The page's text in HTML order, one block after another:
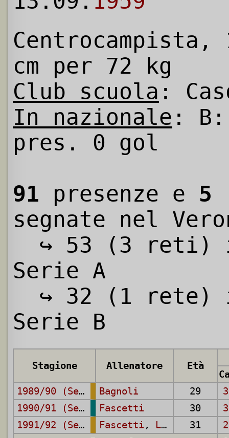
Centrocampista,
cm per 72 kg
Club scuola :
In nazionale :
pres. 0 gol
91 presenze e 5
segnate nel
↪ 53 (3 reti)
Serie A
↪ 32 (1 rete)
Serie B
Stagione Allenatore Età
1989/90 (Serie A) Bagnoli 29
1990/91 (Serie B)
Fascetti 30
1991/92 (Serie A)
Fascetti, Liedholm ,
31